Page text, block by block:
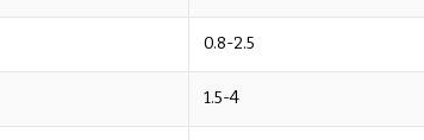
0.8-2.5
1.5-4